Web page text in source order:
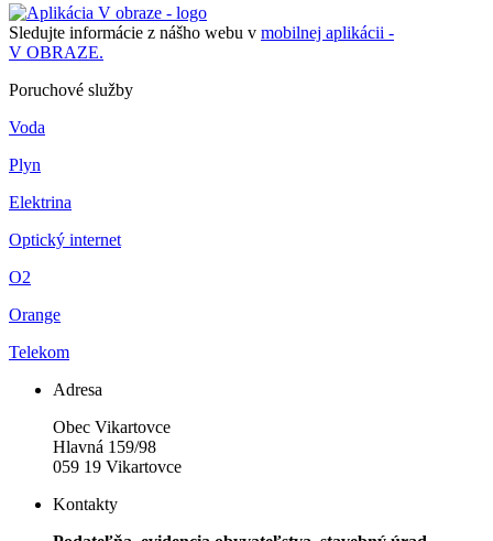
Sledujte informácie z nášho webu v mobilnej aplikácii -
V OBRAZE.
Poruchové služby
Voda
Plyn
Elektrina
Optický internet
O2
Orange
Telekom
Adresa
Obec Vikartovce
Hlavná 159/98
059 19 Vikartovce
Kontakty